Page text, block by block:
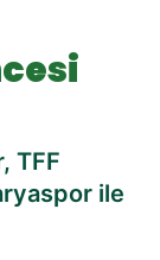
TFF
ile